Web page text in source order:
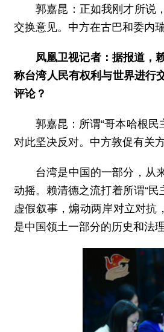
郭嘉昆：正如我刚才所说
交换意见。中方在古巴和委内
凤凰卫视记者：据报道，
称台湾人民有权利与世界进行
评论？
郭嘉昆：所谓“哥本哈根
对此坚决反对。中方敦促有关
台湾是中国的一部分，从
动摇。赖清德之流打着所谓“
虚假叙事，煽动两岸对立对抗
是中国领土一部分的历史和法